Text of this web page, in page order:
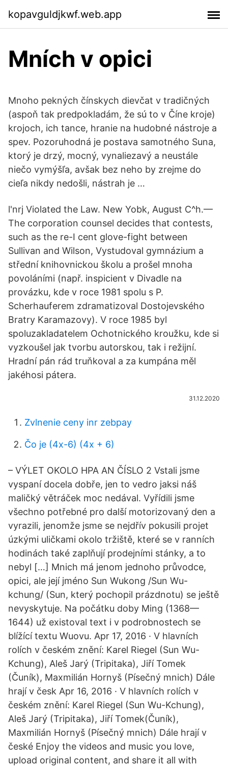
kopavguldjkwf.web.app
Mních v opici
Mnoho pekných čínskych dievčat v tradičných
(aspoň tak predpokladám, že sú to v Číne kroje)
krojoch, ich tance, hranie na hudobné nástroje a
spev. Pozoruhodná je postava samotného Suna,
ktorý je drzý, mocný, vynaliezavý a neustále
niečo vymýšľa, avšak bez neho by zrejme do
cieľa nikdy nedošli, nástrah je …
l'nrj Violated the Law. New Yobk, August C^h.—
The corporation counsel decides that contests,
such as the re-I cent glove-fight between
Sullivan and Wilson, Vystudoval gymnázium a
střední knihovnickou školu a prošel mnoha
povoláními (např. inspicient v Divadle na
provázku, kde v roce 1981 spolu s P.
Scherhauferem zdramatizoval Dostojevského
Bratry Karamazovy). V roce 1985 byl
spoluzakladatelem Ochotnického kroužku, kde si
vyzkoušel jak tvorbu autorskou, tak i režijní.
Hradní pán rád truňkoval a za kumpána měl
jakéhosi pátera.
31.12.2020
Zvlnenie ceny inr zebpay
Čo je (4x-6) (4x + 6)
– VÝLET OKOLO HPA AN ČÍSLO 2 Vstali jsme
vyspaní docela dobře, jen to vedro jaksi náš
maličký větráček moc nedával. Vyřídili jsme
všechno potřebné pro další motorizovaný den a
vyrazili, jenomže jsme se nejdřív pokusili projet
úzkými uličkami okolo tržiště, které se v ranních
hodinách také zaplňují prodejními stánky, a to
nebyl […] Mnich má jenom jednoho průvodce,
opici, ale její jméno Sun Wukong /Sun Wu-
kchung/ (Sun, který pochopil prázdnotu) se ještě
nevyskytuje. Na počátku doby Ming (1368—
1644) už existoval text i v podrobnostech se
blížící textu Wuovu. Apr 17, 2016 · V hlavních
rolích v českém znění: Karel Riegel (Sun Wu-
Kchung), Aleš Jarý (Tripitaka), Jiří Tomek
(Čuník), Maxmilián Hornyš (Písečný mnich) Dále
hrají v česk Apr 16, 2016 · V hlavních rolích v
českém znění: Karel Riegel (Sun Wu-Kchung),
Aleš Jarý (Tripitaka), Jiří Tomek(Čuník),
Maxmilián Hornyš (Písečný mnich) Dále hrají v
české Enjoy the videos and music you love,
upload original content, and share it all with